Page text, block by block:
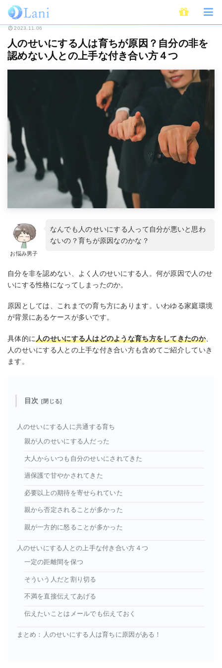
ホーム ライフスタイル 人のせいにする人は育ちが原因？自分の
2023.11.06
人のせいにする人は育ちが原因？自分の非を
認めない人との上手な付き合い方４つ
お悩み男子
なんでも人のせいにする人って自分が悪いと思わ
ないの？育ちが原因なのかな？
自分を非を認めない、よく人のせいにする人。何が原因で人のせ
いにする性格になってしまったのか。
原因としては、これまでの育ち方にあります。いわゆる家庭環境
が背景にあるケースが多いです。
具体的に人のせいにする人はどのような育ち方をしてきたのか、
人のせいにする人との上手な付き合い方も含めてご紹介していき
ます。
目次
人のせいにする人に共通する育ち
親が人のせいにする人だった
大人からいつも自分のせいにされてきた
過保護で甘やかされてきた
必要以上の期待を寄せられていた
親から否定されることが多かった
親が一方的に怒ることが多かった
人のせいにする人との上手な付き合い方４つ
一定の距離間を保つ
そういう人だと割り切る
不満を直接伝えてあげる
伝えたいことはメールでも伝えておく
まとめ：人のせいにする人は育ちに原因がある！